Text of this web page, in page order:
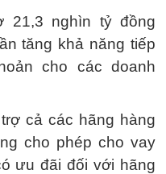
21,3 nghìn tỷ đồng
tăng khả năng tiếp
cho các doanh
cả các hãng hàng
cho phép cho vay
ưu đãi đối với hãng